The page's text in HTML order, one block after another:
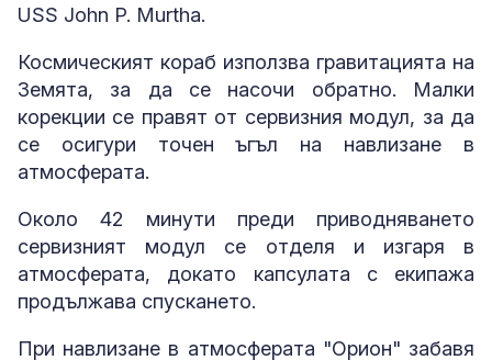
USS John P. Murtha.
Космическият кораб използва гравитацията на
Земята, за да се насочи обратно. Малки
корекции се правят от сервизния модул, за да
се осигури точен ъгъл на навлизане в
атмосферата.
Около 42 минути преди приводняването
сервизният модул се отделя и изгаря в
атмосферата, докато капсулата с екипажа
продължава спускането.
При навлизане в атмосферата "Орион" забавя